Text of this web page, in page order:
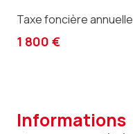
Taxe foncière annuelle
1 800 €
informations